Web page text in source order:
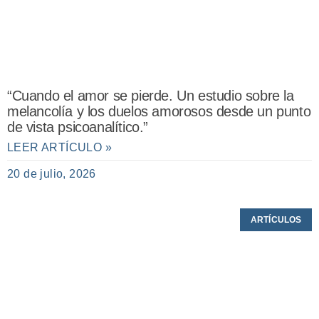
“Cuando el amor se pierde. Un estudio sobre la
melancolía y los duelos amorosos desde un punto
de vista psicoanalítico.”
LEER ARTÍCULO »
20 de julio, 2026
ARTÍCULOS